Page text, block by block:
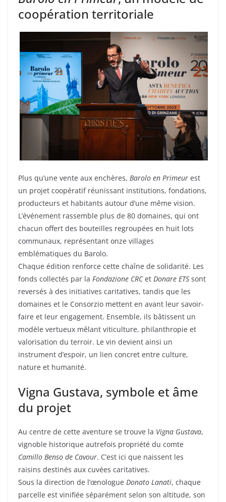
coopération territoriale
Plus qu’une vente aux enchères, Barolo en Primeur est
un projet coopératif réunissant institutions, fondations,
producteurs et habitants autour d’une même vision.
L’événement rassemble plus de 80 domaines, qui ont
chacun offert des bouteilles regroupées en huit lots
communaux, représentant onze villages
emblématiques du Barolo.
Chaque édition renforce cette chaîne de solidarité. Les
fonds collectés par la Fondazione CRCet Donare ETS sont
reversés à des initiatives caritatives, tandis que les
domaines et le Consorzio mettent en avant leur savoir-
faire et leur engagement. Ensemble, ils bâtissent un
modèle vertueux mêlant viticulture, philanthropie et
valorisation du terroir. Le vin devient ainsi un
instrument d’espoir, un lien concret entre culture,
nature et humanité.
Vigna Gustava, symbole et âme
du projet
Au centre de cette aventure se trouve la Vigna Gustava,
vignoble historique autrefois propriété du comte
Camillo Benso de Cavour. C’est ici que naissent les
raisins destinés aux cuvées caritatives.
Sous la direction de l’œnologue Donato Lanati, chaque
parcelle est vinifiée séparément selon son altitude, son